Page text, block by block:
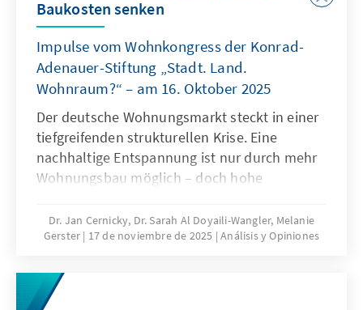
Baukosten senken
Impulse vom Wohnkongress der Konrad-
Adenauer-Stiftung „Stadt. Land.
Wohnraum?“ – am 16. Oktober 2025
Der deutsche Wohnungsmarkt steckt in einer
tiefgreifenden strukturellen Krise. Eine
nachhaltige Entspannung ist nur durch mehr
Wohnungsbau möglich – doch hohe
Vorgaben bremsen die Bautätigkeit erheblich.
Zur Lösung des Problems bedarf es einer
Komplexität.
Dr. Jan Cernicky, Dr. Sarah Al Doyaili-Wangler, Melanie
Gerster
17 de noviembre de 2025 Análisis y Opiniones